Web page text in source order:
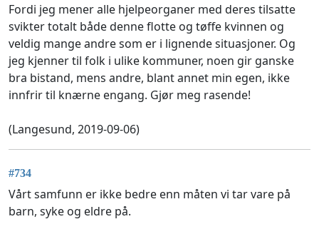
Fordi jeg mener alle hjelpeorganer med deres tilsatte
svikter totalt både denne flotte og tøffe kvinnen og
veldig mange andre som er i lignende situasjoner. Og
jeg kjenner til folk i ulike kommuner, noen gir ganske
bra bistand, mens andre, blant annet min egen, ikke
innfrir til knærne engang. Gjør meg rasende!
(Langesund, 2019-09-06)
#734
Vårt samfunn er ikke bedre enn måten vi tar vare på
barn, syke og eldre på.